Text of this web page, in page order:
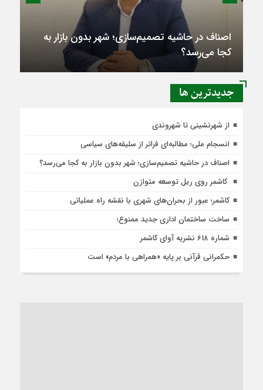
اصناف در حاشیه تصمیم‌سازی؛ شهر بدون بازار به
کجا می‌رسد؟
جديدترين ها
از شهرنشینی تا شهروندی
انسجام ملی؛ مطالبه‌ای فراتر از سلیقه‌های سیاسی
اصناف در حاشیه تصمیم‌سازی؛ شهر بدون بازار به کجا می‌رسد؟
کاشمر روی ریل توسعه متوازن
کاشمر؛ عبور از بحران‌های شهری با نقشه راه عملیاتی
ساخت ساختمان اداری جدید ممنوع؛
شماره 618 نشریه آوای کاشمر
حکمرانی قرآنی بر پایه «همراهی با مردم» است